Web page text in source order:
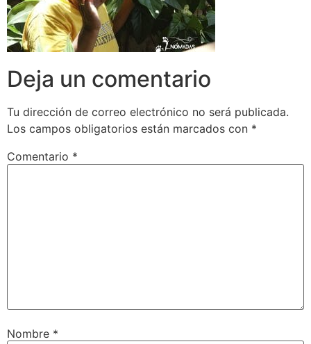
Deja un comentario
Tu dirección de correo electrónico no será publicada.
Los campos obligatorios están marcados con *
Comentario *
Nombre *